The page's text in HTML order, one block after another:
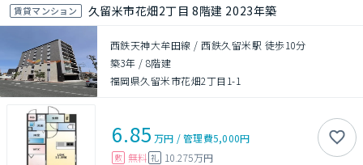
賃貸マンション 久留米市花畑2丁目 8階建 2023年築
西鉄天神大牟田線 / 西鉄久留米駅 徒歩10分
築3年 / 8階建
福岡県久留米市花畑2丁目1-1
6.85 万円 /管理費5,000円
敷 無料 礼 10.275万円